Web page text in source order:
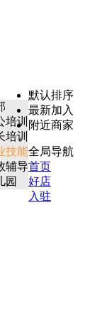
培训
培训
技能
辅导
园
默认排序
最新加入
附近商家
全局导航
首页
好店
入驻